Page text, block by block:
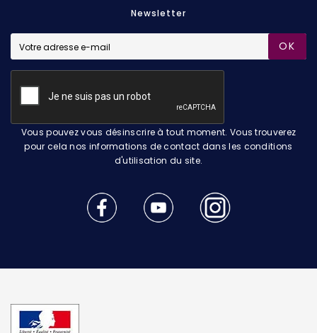
Newsletter
OK
Vous pouvez vous désinscrire à tout moment. Vous trouverez
pour cela nos informations de contact dans les conditions
d'utilisation du site.